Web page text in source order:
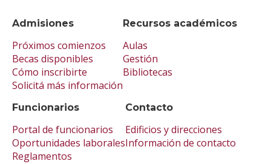
Admisiones
Próximos comienzos
Becas disponibles
Cómo inscribirte
Solicitá más información
Recursos académicos
Aulas
Gestión
Bibliotecas
Funcionarios
Portal de funcionarios
Oportunidades laborales
Reglamentos
Contacto
Edificios y direcciones
Información de contacto